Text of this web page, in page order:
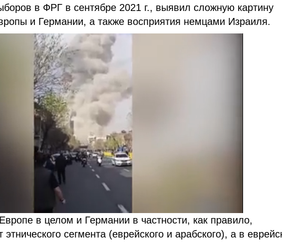
в ФРГ в сентябре 2021 г., выявил сложную картину
и Германии, а также восприятия немцами Израиля.
в целом и Германии в частности, как правило,
сегмента (еврейского и арабского), а в